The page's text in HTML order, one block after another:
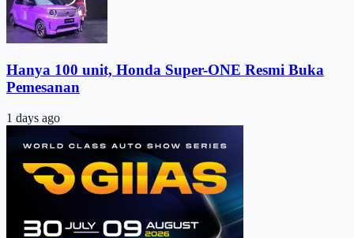
Hanya 100 unit, Honda Super-ONE Resmi Buka
Pemesanan
1 days ago